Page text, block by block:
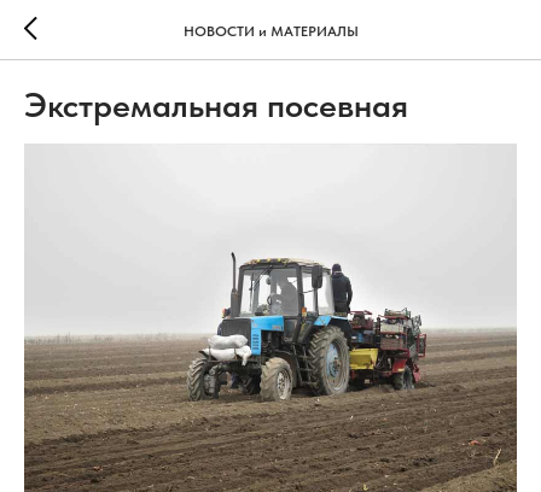
НОВОСТИ и МАТЕРИАЛЫ
Экстремальная посевная